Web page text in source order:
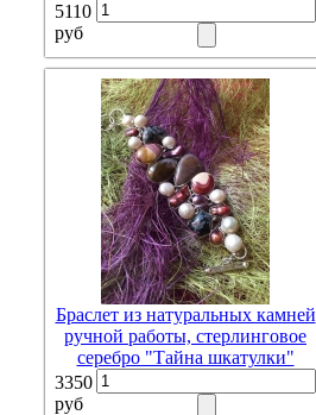
5110
руб
Браслет из натуральных камней
ручной работы, стерлинговое
серебро "Тайна шкатулки"
3350
руб